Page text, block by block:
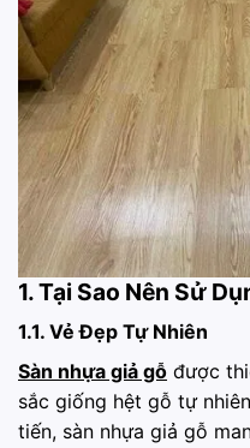
1. Tại Sao Nên Sử
1.1. Vẻ Đẹp Tự Nhiên
Sàn nhựa giả gỗ được
sắc giống hệt gỗ tự
tiến, sàn nhựa giả gỗ